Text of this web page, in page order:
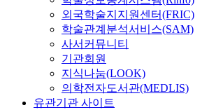
외국학술지지원센터(FRIC)
학술관계분석서비스(SAM)
사서커뮤니티
기관회원
지식나눔(LOOK)
의학전자도서관(MEDLIS)
유관기관 사이트